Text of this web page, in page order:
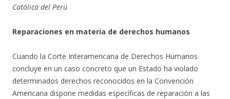
Católica del Perú
Reparaciones en materia de derechos humanos
Cuando la Corte Interamericana de Derechos Humanos
concluye en un caso concreto que un Estado ha violado
determinados derechos reconocidos en la Convención
Americana dispone medidas específicas de reparación a las